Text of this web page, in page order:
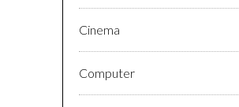
Cinema
Computer